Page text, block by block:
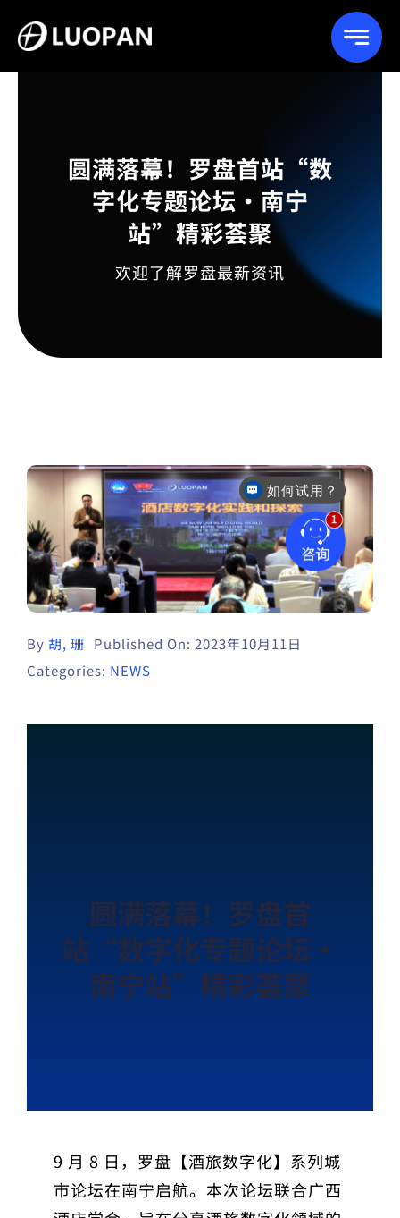
content
圆满落幕！罗盘首站“数
字化专题论坛·南宁
站”精彩荟聚
欢迎了解罗盘最新资讯
By 胡, 珊 Published On: 2023年10月11日
Categories: NEWS
圆满落幕！罗盘首
站“数字化专题论坛·
南宁站”精彩荟聚
9 月 8 日，罗盘【酒旅数字化】系列城
市论坛在南宁启航。本次论坛联合广西
如何试用？